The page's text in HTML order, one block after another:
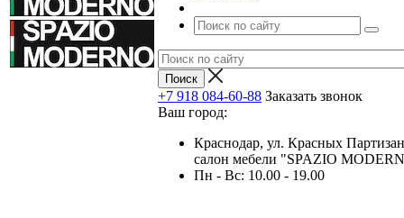
+7 918 084-60-88 Заказать звонок
Ваш город:
Краснодар, ул. Красных
салон мебели "SPAZIO
Пн - Вс: 10.00 - 19.00